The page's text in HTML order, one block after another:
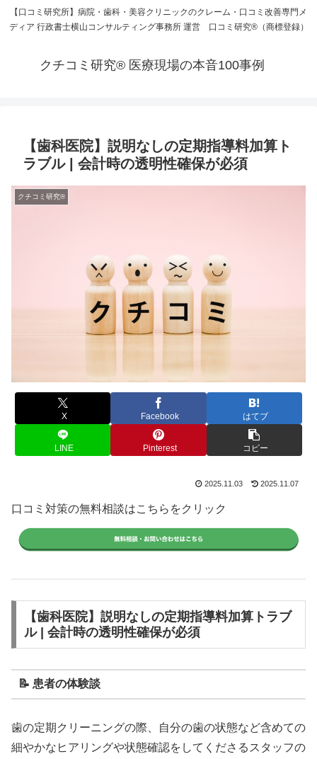
【口コミ研究所】病院・歯科・美容クリニックのクレーム・口コミ改善専門メ
ディア 行政書士横山コンサルティング事務所 運営 口コミ研究®（商標登録）
クチコミ研究® 医療現場の本音100事例
【歯科医院】説明なしの定期指導料加算ト
ラブル | 会計時の透明性確保が必須
クチコミ研究®
X Facebook はてブ
LINE Pinterest コピー
2025.11.03 2025.11.07
口コミ対策の無料相談はこちらをクリック
【歯科医院】説明なしの定期指導料加算トラブ
ル | 会計時の透明性確保が必須
📝 患者の体験談
歯の定期クリーニングの際、自分の歯の状態など含めての
細やかなヒアリングや状態確認をしてくださるスタッフの